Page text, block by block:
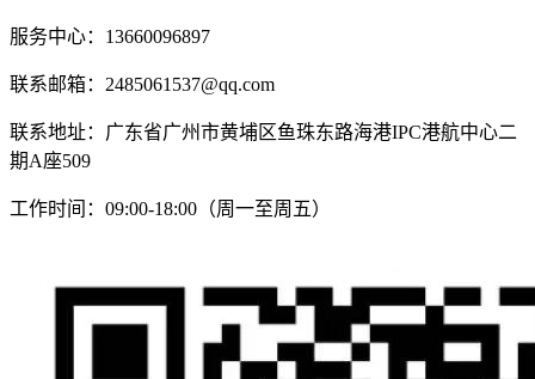
服务中心：13660096897
联系邮箱：2485061537@qq.com
联系地址：广东省广州市黄埔区鱼珠东路海港IPC港航中心二
期A座509
工作时间：09:00-18:00（周一至周五）